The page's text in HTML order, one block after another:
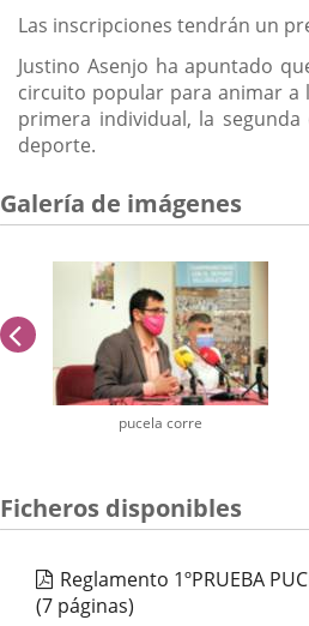
Las inscripciones tendrán un
Justino Asenjo ha apuntado
circuito popular para animar a
primera individual, la
deporte.
Galería de imágenes
pucela corre
de
anterior
Ficheros disponibles
Reglamento 1ºPRUEBA
(7 páginas)